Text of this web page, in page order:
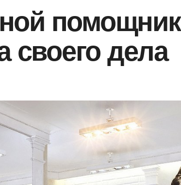
помощник
своего дела